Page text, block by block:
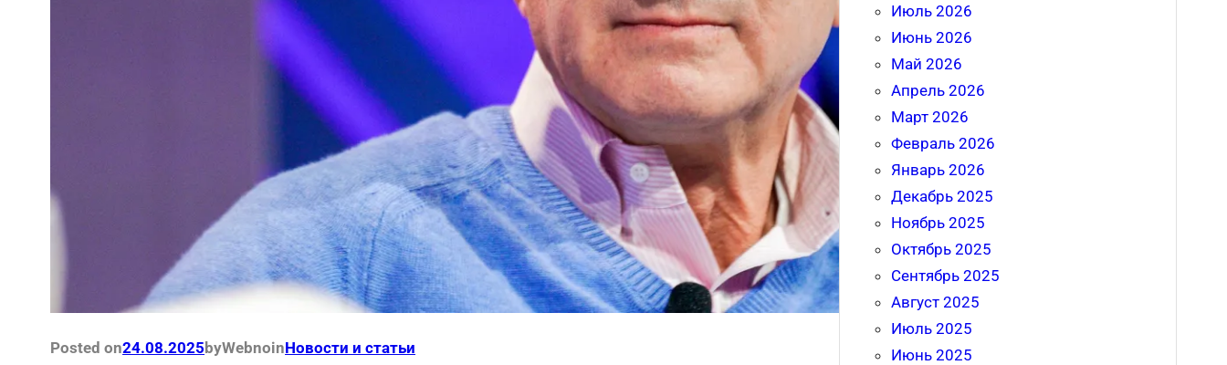
Posted on24.08.2025byWebnoinНовости и статьи
Июль 2026
Июнь 2026
Май 2026
Апрель 2026
Март 2026
Февраль 2026
Январь 2026
Декабрь 2025
Ноябрь 2025
Октябрь 2025
Сентябрь 2025
Август 2025
Июль 2025
Июнь 2025